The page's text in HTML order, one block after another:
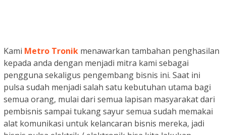
Kami Metro Tronik menawarkan tambahan penghasilan
kepada anda dengan menjadi mitra kami sebagai
pengguna sekaligus pengembang bisnis ini. Saat ini
pulsa sudah menjadi salah satu kebutuhan utama bagi
semua orang, mulai dari semua lapisan masyarakat dari
pembisnis sampai tukang sayur semua sudah memakai
alat komunikasi untuk kelancaran bisnis mereka, jadi